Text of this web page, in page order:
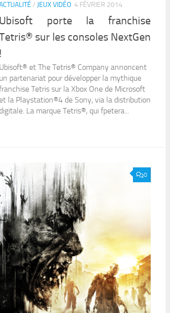
/ JEUX VIDÉO 4 FÉVRIER 2014
Ubisoft porte la franchise
sur les consoles NextGen
!
Ubisoft® et The Tetris® Company annoncent
un partenariat pour développer la mythique
Tetris sur la Xbox One de Microsoft
et la Playstation®4 de Sony, via la distribution
digitale. La marque Tetris®, qui fpetera...
0